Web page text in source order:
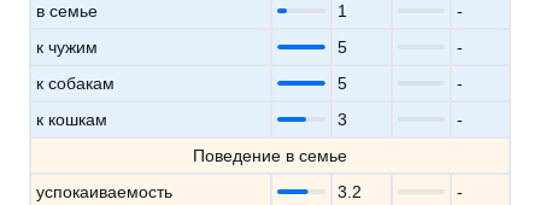
в семье
1
-
к чужим
5
-
к собакам
5
-
к кошкам
3
-
Поведение в семье
успокаиваемость
3.2
-